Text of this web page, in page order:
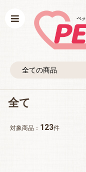
全て
対象商品： 123件